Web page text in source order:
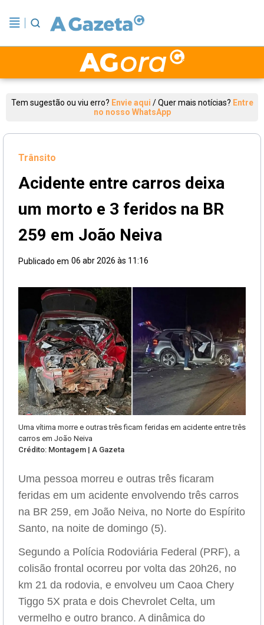
Tem sugestão ou viu erro? Envie aqui /Quer mais notícias? Entre
no nosso WhatsApp
Trânsito
Acidente entre carros deixa
um morto e 3 feridos na BR
259 em João Neiva
Publicado em 06 abr 2026 às 11:16
Uma vítima morre e outras três ficam feridas em acidente entre três
carros em João Neiva
Crédito: Montagem | A Gazeta
Uma pessoa morreu e outras três ficaram
feridas em um acidente envolvendo três carros
na BR 259, em João Neiva, no Norte do Espírito
Santo, na noite de domingo (5).
Segundo a Polícia Rodoviária Federal (PRF), a
colisão frontal ocorreu por volta das 20h26, no
km 21 da rodovia, e envolveu um Caoa Chery
Tiggo 5X prata e dois Chevrolet Celta, um
vermelho e outro branco. A dinâmica do